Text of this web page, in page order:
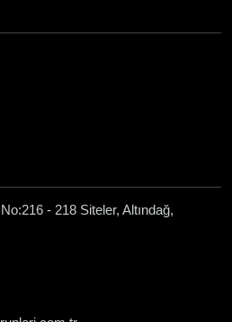
- 218 Siteler, Altındağ,